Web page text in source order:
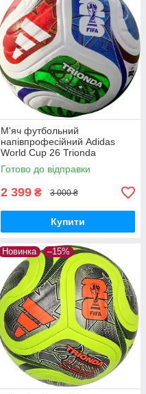
М'яч футбольний
напівпрофесійний Adidas
World Cup 26 Trionda
Competition Fifa Quality Pro
JD8031 (розмір 5)
Готово до відправки
2 399 ₴ 3 000 ₴
Купити
Новинка –15%